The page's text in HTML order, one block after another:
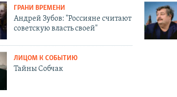
ГРАНИ ВРЕМЕНИ
Андрей Зубов: "Россияне считают
советскую власть своей"
ЛИЦОМ К СОБЫТИЮ
Тайны Собчак